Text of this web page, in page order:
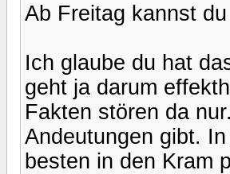
Ab Freitag kannst
Ich glaube du hat
geht ja darum
Fakten stören da
Andeutungen gibt.
besten in den Kram